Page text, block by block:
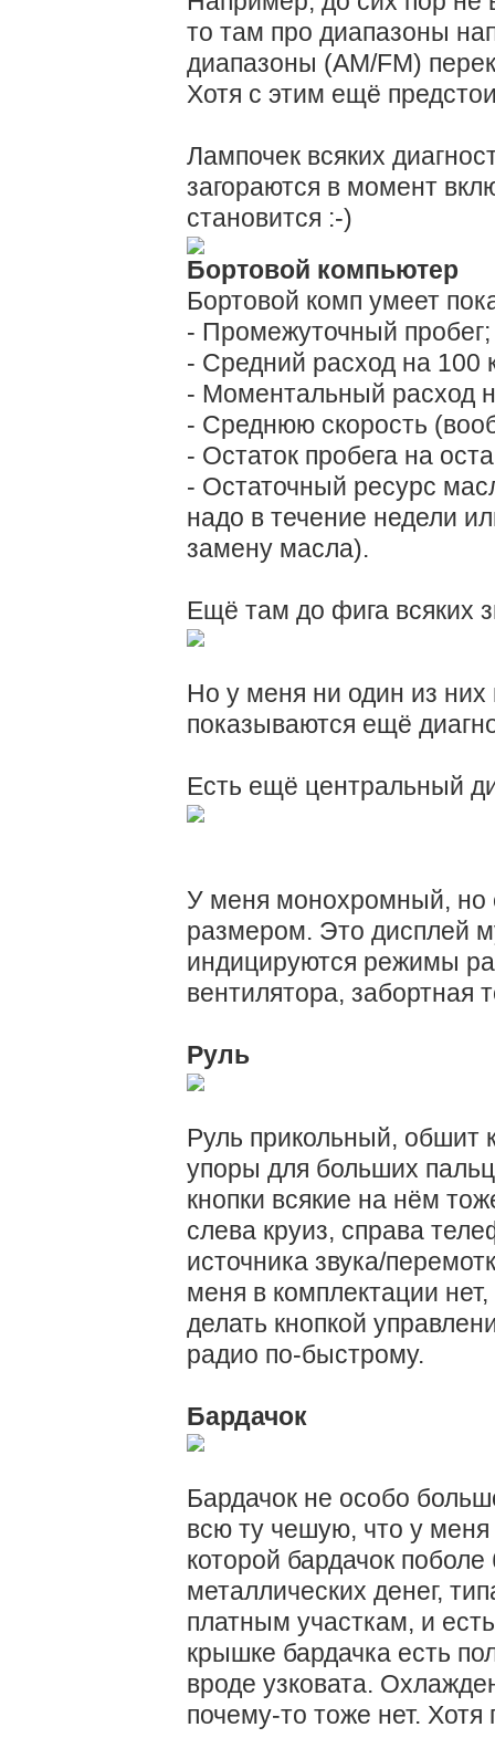
то там про диапазоны
диапазоны (AM/FM)
Хотя с этим ещё
Лампочек всяких
загораются в момент
становится :-)
Бортовой компьютер
Бортовой комп умеет
- Промежуточный пробег;
- Средний расход на 100
- Моментальный расход
- Среднюю скорость
- Остаток пробега на
- Остаточный ресурс
надо в течение недели
замену масла).
Ещё там до фига всяких
Но у меня ни один из них
показываются ещё
Есть ещё центральный
У меня монохромный, но
размером. Это дисплей
индицируются режимы
вентилятора, забортная
Руль
Руль прикольный, обшит
упоры для больших
кнопки всякие на нём
слева круиз, справа
источника звука/
меня в комплектации
делать кнопкой
радио по-быстрому.
Бардачок
Бардачок не особо
всю ту чешую, что у меня
которой бардачок
металлических денег,
платным участкам, и
крышке бардачка есть
вроде узковата.
почему-то тоже нет. Хотя